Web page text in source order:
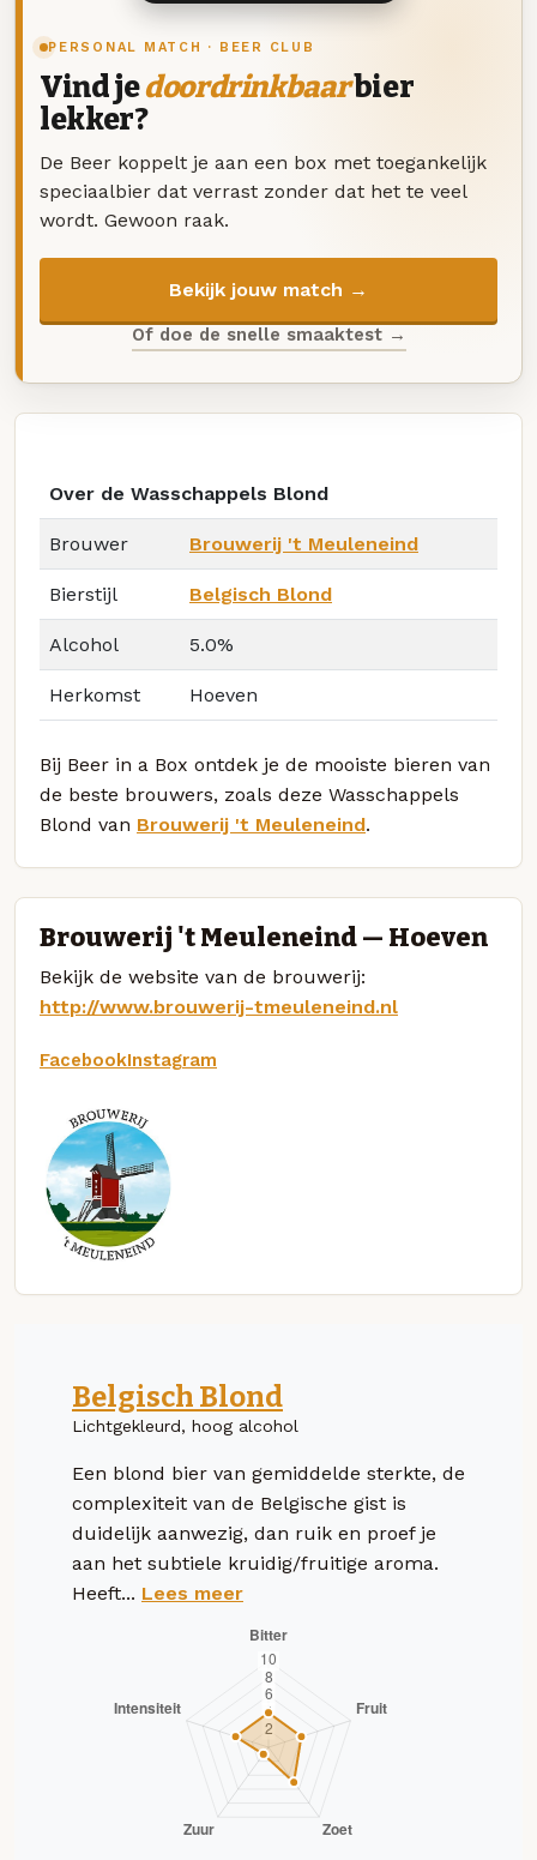
PERSONAL MATCH · BEER CLUB
Vind jedoordrinkbaarbier
lekker?
De Beer koppelt je aan een box met toegankelijk
speciaalbier dat verrast zonder dat het te veel
wordt. Gewoon raak.
Bekijk jouw match →
Of doe de snelle smaaktest →
Over de Wasschappels Blond
Brouwer Brouwerij 't Meuleneind
Bierstijl Belgisch Blond
Alcohol 5.0%
Herkomst Hoeven
Bij Beer in a Box ontdek je de mooiste bieren van
de beste brouwers, zoals deze Wasschappels
Blond van Brouwerij 't Meuleneind.
Brouwerij 't Meuleneind — Hoeven
Bekijk de website van de brouwerij:
http://www.brouwerij-tmeuleneind.nl
FacebookInstagram
Belgisch Blond
Lichtgekleurd, hoog alcohol
Een blond bier van gemiddelde sterkte, de
complexiteit van de Belgische gist is
duidelijk aanwezig, dan ruik en proef je
aan het subtiele kruidig/fruitige aroma.
Heeft... Lees meer